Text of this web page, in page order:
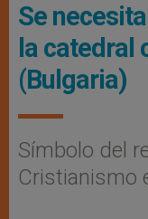
Se
la catedral
(Bulgaria)
Símbolo del
Cristianismo